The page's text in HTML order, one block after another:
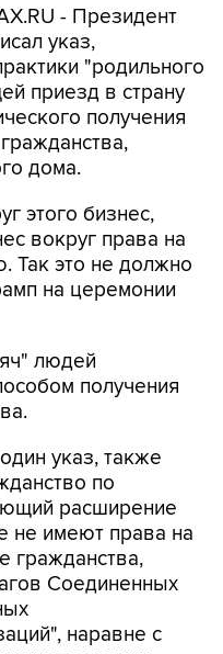
"родильного
приезд в страну
получения
дома.
этого бизнес,
это не должно
на церемонии
людей
указ, также
расширение
имеют права на
гражданства,
Соединенных
наравне с
других
организаций.